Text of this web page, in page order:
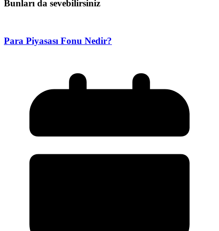
Bunları da sevebilirsiniz
Para Piyasası Fonu Nedir?